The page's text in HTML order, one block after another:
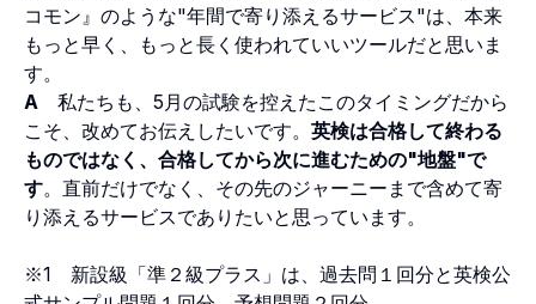
コモン』のような"年間で寄り添えるサービス"は、本来
もっと早く、もっと長く使われていいツールだと思いま
す。
A 私たちも、5月の試験を控えたこのタイミングだから
こそ、改めてお伝えしたいです。 英検は合格して終わる
ものではなく、合格してから次に進むための"地盤"で
す。直前だけでなく、その先のジャーニーまで含めて寄
り添えるサービスでありたいと思っています。
※1 新設級「準２級プラス」は、過去問１回分と英検公